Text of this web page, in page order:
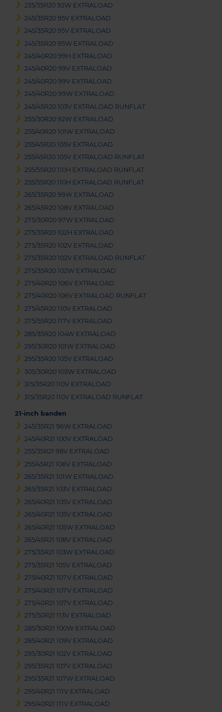
235/35R20 92W EXTRALOAD
245/35R20 95V EXTRALOAD
245/35R20 95V EXTRALOAD
245/35R20 95W EXTRALOAD
245/40R20 99H EXTRALOAD
245/40R20 99V EXTRALOAD
245/40R20 99V EXTRALOAD
245/40R20 99W EXTRALOAD
245/45R20 103V EXTRALOAD RUNFLAT
255/30R20 92W EXTRALOAD
255/40R20 101W EXTRALOAD
255/45R20 105V EXTRALOAD
255/45R20 105V EXTRALOAD RUNFLAT
255/55R20 110H EXTRALOAD RUNFLAT
255/55R20 110H EXTRALOAD RUNFLAT
265/35R20 99W EXTRALOAD
265/45R20 108V EXTRALOAD
275/30R20 97W EXTRALOAD
275/35R20 102H EXTRALOAD
275/35R20 102V EXTRALOAD
275/35R20 102V EXTRALOAD RUNFLAT
275/35R20 102W EXTRALOAD
275/40R20 106V EXTRALOAD
275/40R20 106V EXTRALOAD RUNFLAT
275/45R20 110V EXTRALOAD
275/55R20 117V EXTRALOAD
285/35R20 104W EXTRALOAD
295/30R20 101W EXTRALOAD
295/35R20 105V EXTRALOAD
305/30R20 103W EXTRALOAD
315/35R20 110V EXTRALOAD
315/35R20 110V EXTRALOAD RUNFLAT
21-inch banden
245/35R21 96W EXTRALOAD
245/40R21 100V EXTRALOAD
255/35R21 98V EXTRALOAD
255/45R21 106V EXTRALOAD
265/35R21 101W EXTRALOAD
265/35R21 103V EXTRALOAD
265/40R21 105V EXTRALOAD
265/40R21 105V EXTRALOAD
265/40R21 105W EXTRALOAD
265/45R21 108V EXTRALOAD
275/35R21 103W EXTRALOAD
275/35R21 105V EXTRALOAD
275/40R21 107V EXTRALOAD
275/40R21 107V EXTRALOAD
275/40R21 107V EXTRALOAD
275/50R21 113V EXTRALOAD
285/30R21 100W EXTRALOAD
285/40R21 109V EXTRALOAD
295/30R21 102V EXTRALOAD
295/35R21 107V EXTRALOAD
295/35R21 107W EXTRALOAD
295/40R21 111V EXTRALOAD
295/40R21 111V EXTRALOAD